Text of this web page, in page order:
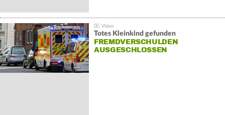
Totes Kleinkind gefunden
FREMDVERSCHULDEN
AUSGESCHLOSSEN